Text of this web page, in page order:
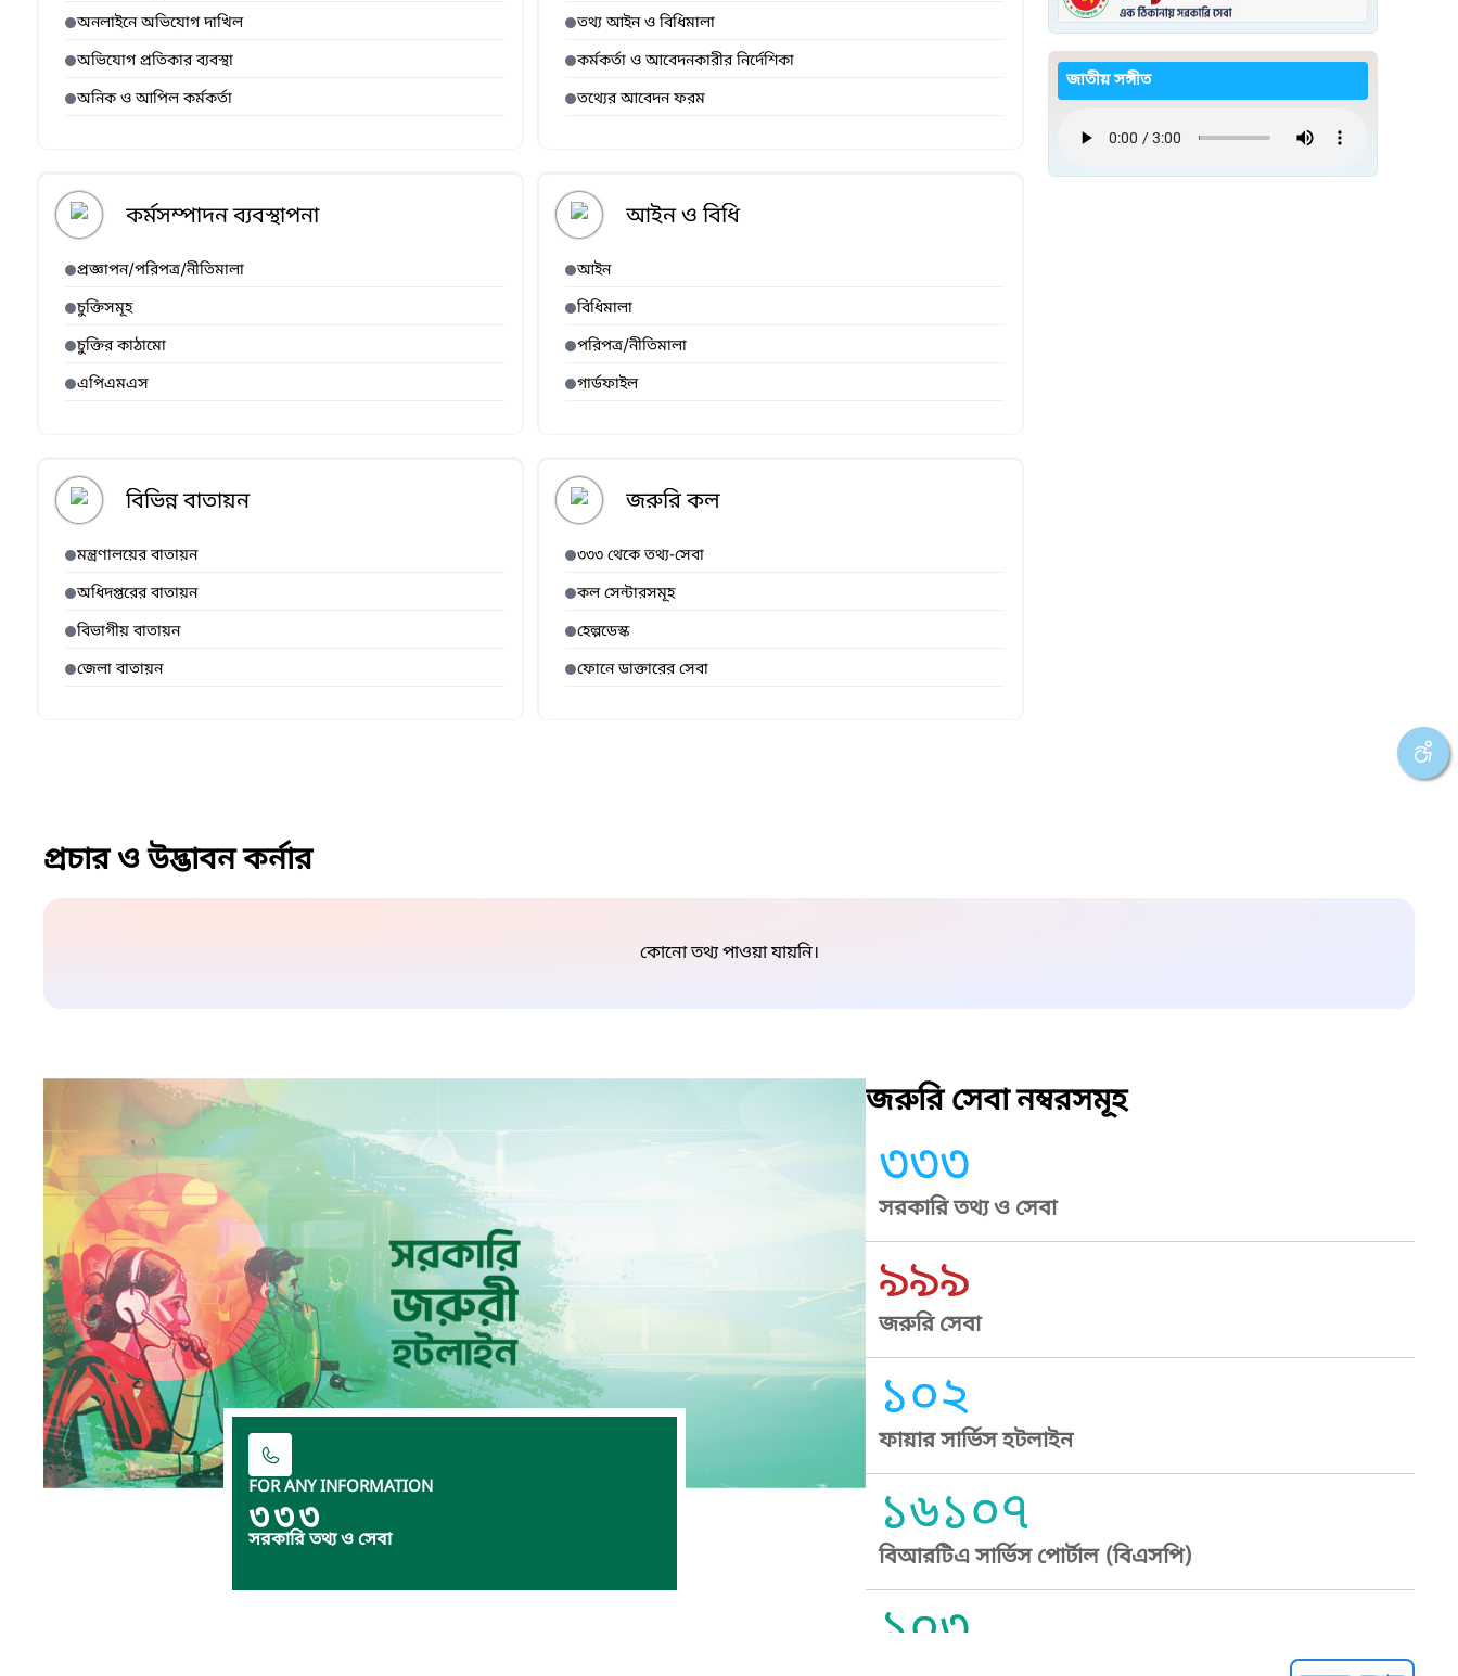
অনলাইনে অভিযোগ দাখিল
অভিযোগ প্রতিকার ব্যবস্থা
অনিক ও আপিল কর্মকর্তা
তথ্য আইন ও বিধিমালা
কর্মকর্তা ও আবেদনকারীর নির্দেশিকা
তথ্যের আবেদন ফরম
কর্মসম্পাদন ব্যবস্থাপনা
প্রজ্ঞাপন/পরিপত্র/নীতিমালা
চুক্তিসমূহ
চুক্তির কাঠামো
এপিএমএস
আইন ও বিধি
আইন
বিধিমালা
পরিপত্র/নীতিমালা
গার্ডফাইল
বিভিন্ন বাতায়ন
মন্ত্রণালয়ের বাতায়ন
অধিদপ্তরের বাতায়ন
বিভাগীয় বাতায়ন
জেলা বাতায়ন
জরুরি কল
৩৩৩ থেকে তথ্য-সেবা
কল সেন্টারসমূহ
হেল্পডেস্ক
ফোনে ডাক্তারের সেবা
জাতীয় সঙ্গীত
প্রচার ও উদ্ভাবন কর্নার
কোনো তথ্য পাওয়া যায়নি।
FOR ANY INFORMATION
৩৩৩
সরকারি তথ্য ও সেবা
জরুরি সেবা নম্বরসমূহ
৩৩৩
সরকারি তথ্য ও সেবা
৯৯৯
জরুরি সেবা
১০২
ফায়ার সার্ভিস হটলাইন
১৬১০৭
বিআরটিএ সার্ভিস পোর্টাল (বিএসপি)
১০৩